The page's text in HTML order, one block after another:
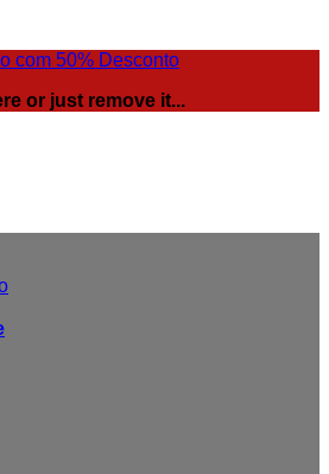
com 50% Desconto
or just remove it...